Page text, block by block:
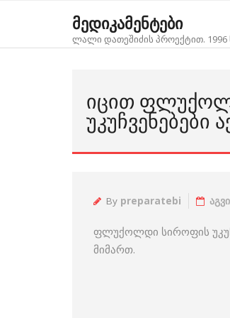
მედიკამენტები
ლალი დათეშიძის პროექტით.
ᲘᲪᲘᲗ
ᲣᲙᲣᲩᲕᲔᲜᲔᲑᲔᲑᲘ
By preparatebi
ფლუქოლდი სიროფის
მიმართ.